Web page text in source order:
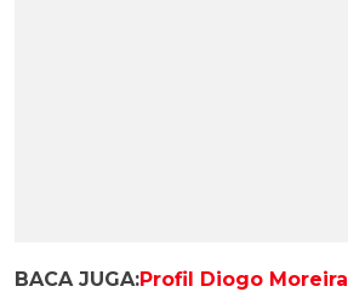
BACA JUGA:Profil Diogo